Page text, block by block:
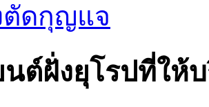
ตัดกุญแจ
ต์ฝั่งยุโรปที่ให้